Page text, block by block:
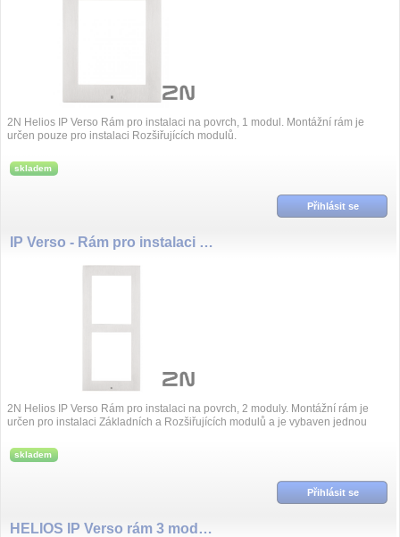
2N Helios IP Verso Rám pro instalaci na povrch, 1 modul. Montážní rám je
určen pouze pro instalaci Rozšiřujících modulů.
skladem
Přihlásit se
IP Verso - Rám pro instalaci na povrch, 2 moduly
2N Helios IP Verso Rám pro instalaci na povrch, 2 moduly. Montážní rám je
určen pro instalaci Základních a Rozšiřujících modulů a je vybaven jednou
skladem
Přihlásit se
HELIOS IP Verso rám 3 moduly povrch